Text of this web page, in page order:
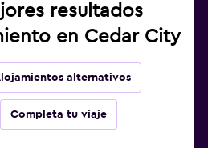
resultados
en Cedar City
alternativos
Completa tu viaje